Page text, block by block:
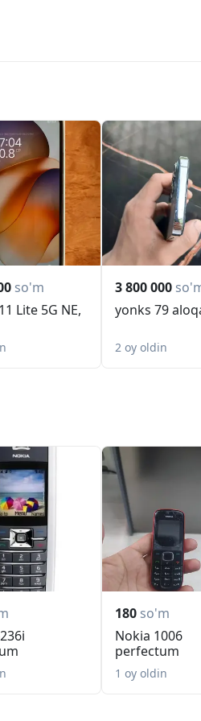
so'm
Lite 5G NE,
3 800 000
yonks 79
2 oy oldin
180 so'm
Nokia 1006
perfectum
1 oy oldin